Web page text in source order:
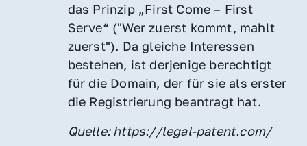
das Prinzip „First Come – First
Serve“ ("Wer zuerst kommt, mahlt
zuerst"). Da gleiche Interessen
bestehen, ist derjenige berechtigt
für die Domain, der für sie als erster
die Registrierung beantragt hat.
Quelle: https://legal-patent.com/